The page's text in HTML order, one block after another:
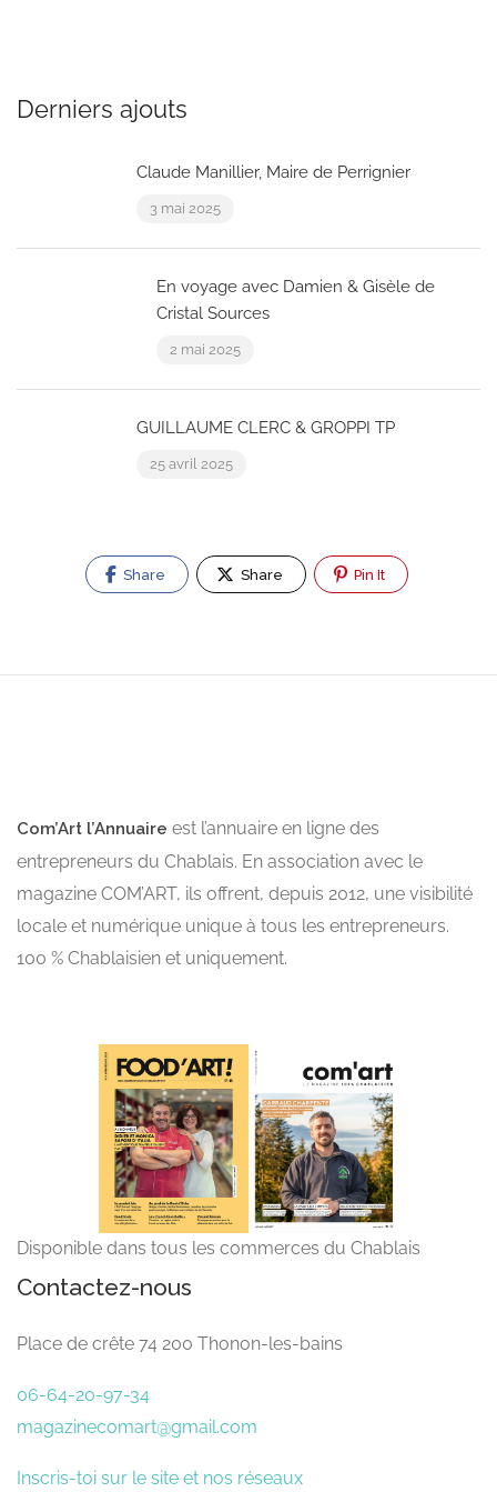
Derniers ajouts
Claude Manillier, Maire de Perrignier
3 mai 2025
En voyage avec Damien & Gisèle de
Cristal Sources
2 mai 2025
GUILLAUME CLERC & GROPPI TP
25 avril 2025
Share Share Pin It
Com’Art l’Annuaire est l’annuaire en ligne des
entrepreneurs du Chablais. En association avec le
magazine COM’ART, ils offrent, depuis 2012, une visibilité
locale et numérique unique à tous les entrepreneurs.
100 % Chablaisien et uniquement.
Disponible dans tous les commerces du Chablais
Contactez-nous
Place de crête 74 200 Thonon-les-bains
06-64-20-97-34
magazinecomart@gmail.com
Inscris-toi sur le site et nos réseaux